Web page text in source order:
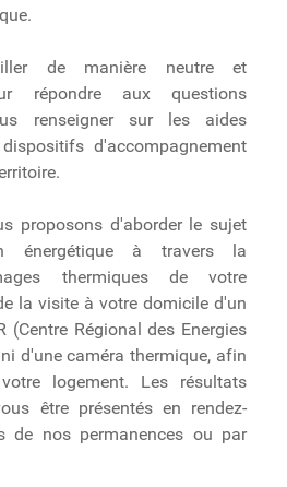
de manière neutre et
répondre aux questions
renseigner sur les aides
d'accompagnement
proposons d'aborder le sujet
énergétique à travers la
thermiques de votre
la visite à votre domicile d'un
(Centre Régional des Energies
d'une caméra thermique, afin
logement. Les résultats
être présentés en rendez-
de nos permanences ou par